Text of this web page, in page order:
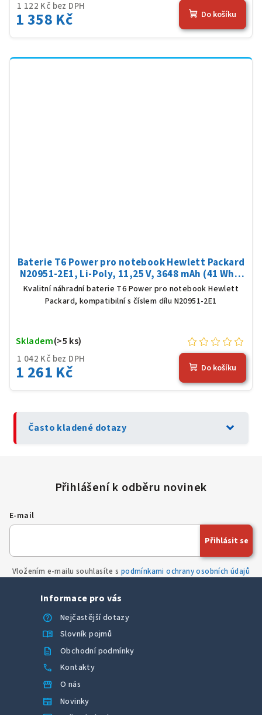
1 122 Kč bez DPH
1 358 Kč Do košíku
Baterie T6 Power pro notebook Hewlett Packard
N20951-2E1, Li-Poly, 11,25 V, 3648 mAh (41 Wh),
černá
Kvalitní náhradní baterie T6 Power pro notebook Hewlett
Packard, kompatibilní s číslem dílu N20951-2E1
1 042 Kč bez DPH
1 261 Kč
Skladem(>5 ks)
Do košíku
Často kladené dotazy expand_more
E-mail
Vložením e-mailu souhlasíte s podmínkami ochrany osobních údajů
Přihlásit se
Informace pro vás
help
Nejčastější dotazy
menu_book Slovník pojmů
description Obchodní podmínky
call Kontakty
storefront O nás
newspaper Novinky